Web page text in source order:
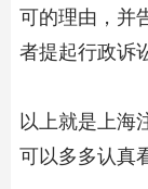
可的理由，并
者提起行政诉
以上就是上海
可以多多认真